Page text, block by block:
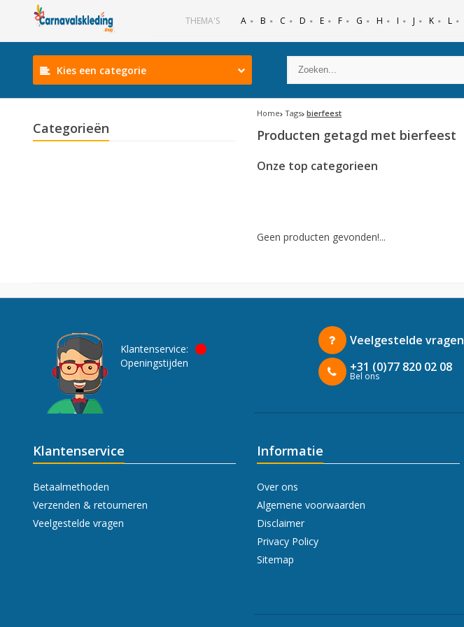
THEMA'S A B C D E F G H I J K L
Kies een categorie
Categorieën
Home Tags bierfeest
Producten getagd met bierfeest
Onze top categorieen
Geen producten gevonden!...
Klantenservice:
Openingstijden
Veelgestelde vragen
+31 (0)77 820 02 08
Bel ons
Klantenservice
Betaalmethoden
Verzenden & retourneren
Veelgestelde vragen
Informatie
Over ons
Algemene voorwaarden
Disclaimer
Privacy Policy
Sitemap